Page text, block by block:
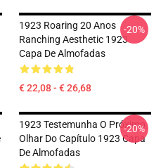
1923 Roaring 20 Anos
Ranching Aesthetic 1923
Capa De Almofadas
€ 22,08 - € 26,68
-20%
1923 Testemunha O Próximo
Olhar Do Capítulo 1923 Capa
De Almofadas
-20%